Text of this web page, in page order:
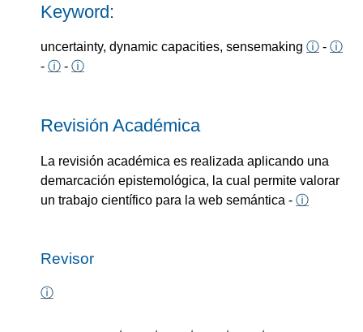
Keyword:
uncertainty, dynamic capacities, sensemaking ⓘ - ⓘ
- ⓘ - ⓘ
Revisión Académica
La revisión académica es realizada aplicando una
demarcación epistemológica, la cual permite valorar
un trabajo científico para la web semántica - ⓘ
Revisor
ⓘ